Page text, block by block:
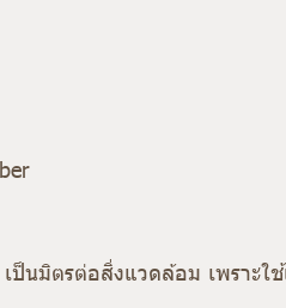
ป็นมิตรต่อสิ่งแวดล้อม เพราะใ